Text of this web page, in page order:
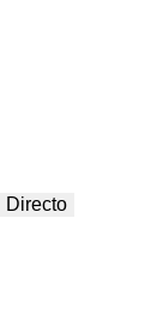
Directo